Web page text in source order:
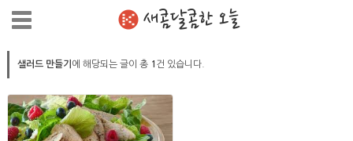
새콤달콤한 오늘
샐러드 만들기 에 해당되는 글이 총 1 건 있습니다.